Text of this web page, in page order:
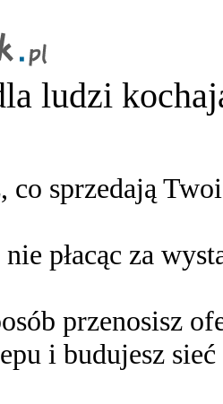
ludzi
co sprzedają
płacąc za
przenosisz
i budujesz sieć